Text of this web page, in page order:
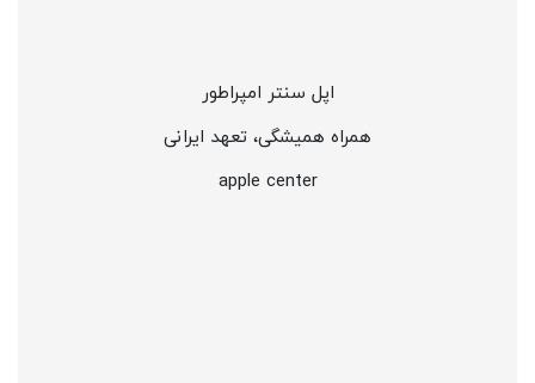
اپل سنتر امپراطور
همراه همیشگی، تعهد ایرانی
apple center